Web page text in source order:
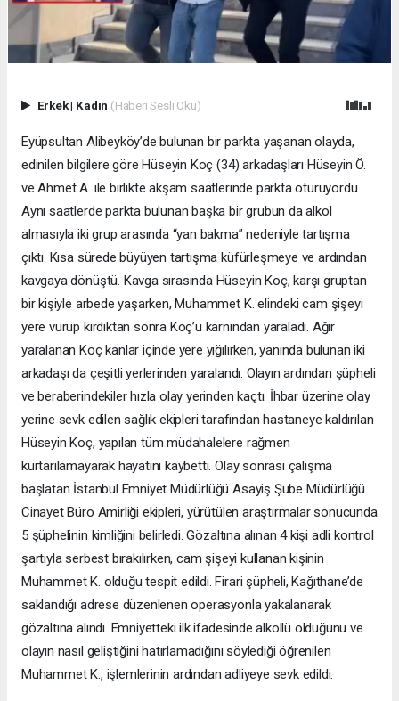
Erkek| Kadın (Haberi Sesli Oku)
Eyüpsultan Alibeyköy’de bulunan bir parkta yaşanan olayda,
edinilen bilgilere göre Hüseyin Koç (34) arkadaşları Hüseyin Ö.
ve Ahmet A. ile birlikte akşam saatlerinde parkta oturuyordu.
Aynı saatlerde parkta bulunan başka bir grubun da alkol
almasıyla iki grup arasında “yan bakma” nedeniyle tartışma
çıktı. Kısa sürede büyüyen tartışma küfürleşmeye ve ardından
kavgaya dönüştü. Kavga sırasında Hüseyin Koç, karşı gruptan
bir kişiyle arbede yaşarken, Muhammet K. elindeki cam şişeyi
yere vurup kırdıktan sonra Koç’u karnından yaraladı. Ağır
yaralanan Koç kanlar içinde yere yığılırken, yanında bulunan iki
arkadaşı da çeşitli yerlerinden yaralandı. Olayın ardından şüpheli
ve beraberindekiler hızla olay yerinden kaçtı. İhbar üzerine olay
yerine sevk edilen sağlık ekipleri tarafından hastaneye kaldırılan
Hüseyin Koç, yapılan tüm müdahalelere rağmen
kurtarılamayarak hayatını kaybetti. Olay sonrası çalışma
başlatan İstanbul Emniyet Müdürlüğü Asayiş Şube Müdürlüğü
Cinayet Büro Amirliği ekipleri, yürütülen araştırmalar sonucunda
5 şüphelinin kimliğini belirledi. Gözaltına alınan 4 kişi adli kontrol
şartıyla serbest bırakılırken, cam şişeyi kullanan kişinin
Muhammet K. olduğu tespit edildi. Firari şüpheli, Kağıthane’de
saklandığı adrese düzenlenen operasyonla yakalanarak
gözaltına alındı. Emniyetteki ilk ifadesinde alkollü olduğunu ve
olayın nasıl geliştiğini hatırlamadığını söylediği öğrenilen
Muhammet K., işlemlerinin ardından adliyeye sevk edildi.